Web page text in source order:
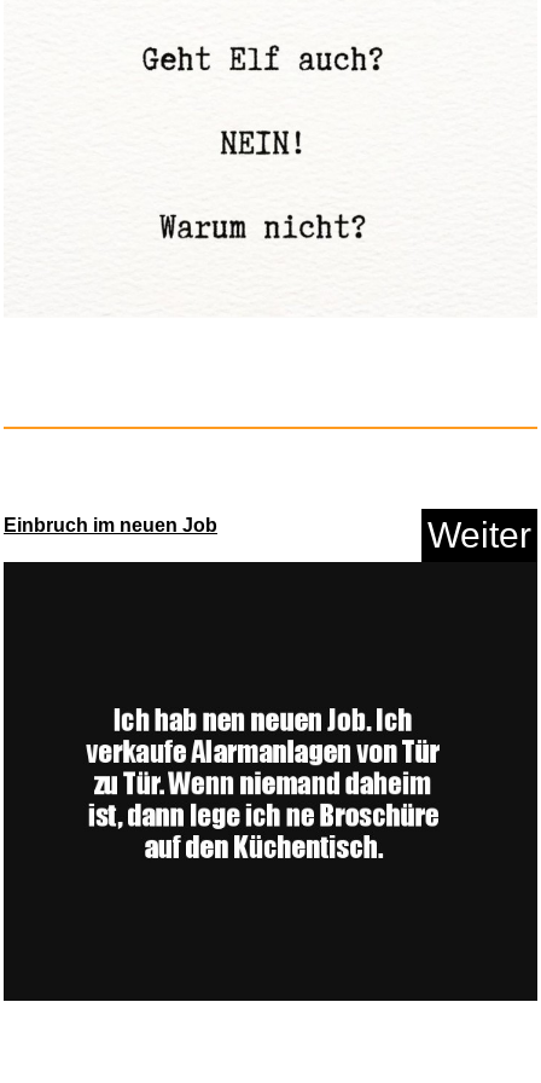
The Knight Witch Deluxe Editio...
Einbruch im neuen Job Weiter